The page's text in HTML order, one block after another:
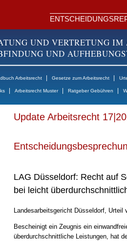
UND VERTRETUNG IM
UND
Arbeitsrecht Gesetze zum Arbeitsrecht
Arbeitsrecht Muster Ratgeber Gebühren
Update Arbeitsrecht
LAG Düsseldorf: Recht auf
bei leicht
Landesarbeitsgericht Düsseldorf, Urteil
Bescheinigt ein Zeugnis ein
überdurchschnittliche Leistungen, hat